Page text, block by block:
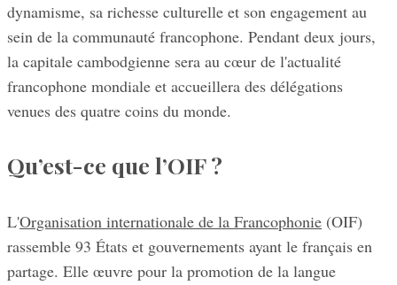
dynamisme, sa richesse culturelle et son engagement au
sein de la communauté francophone. Pendant deux jours,
la capitale cambodgienne sera au cœur de l'actualité
francophone mondiale et accueillera des délégations
venues des quatre coins du monde.
Qu’est-ce que l’OIF ?
L'Organisation internationale de la Francophonie (OIF)
rassemble 93 États et gouvernements ayant le français en
partage. Elle œuvre pour la promotion de la langue